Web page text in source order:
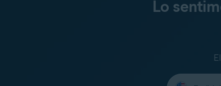
Lo
Seleccione